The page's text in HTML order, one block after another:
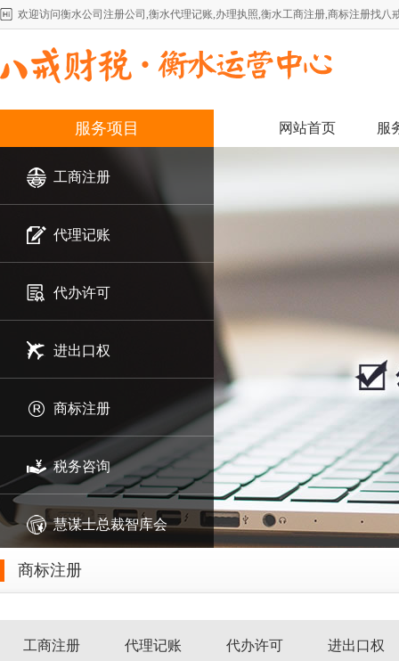
欢迎访问衡水公司注册公司,衡水代理记账,办理执照,衡水工商注册,商标注册找八
服务项目 网站首页 服
工商注册
代理记账
代办许可
进出口权
商标注册
税务咨询
慧谋士总裁智库会
商标注册
工商注册 代理记账 代办许可 进出口权